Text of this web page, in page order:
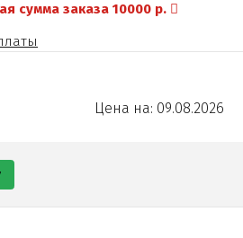
сумма заказа 10000 р.
Цена на: 09.08.2026